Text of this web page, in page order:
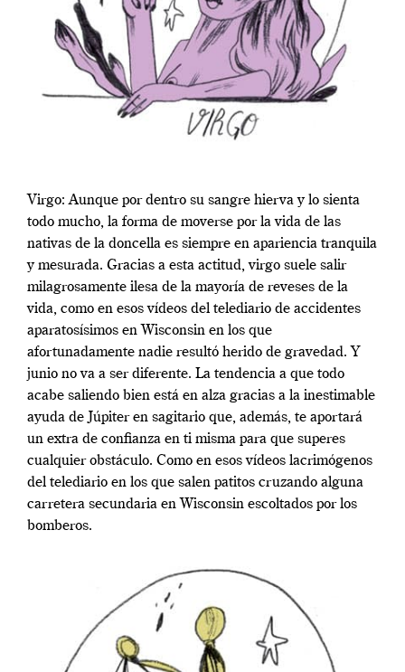
Virgo: Aunque por dentro su sangre hierva y lo sienta
todo mucho, la forma de moverse por la vida de las
nativas de la doncella es siempre en apariencia tranquila
y mesurada. Gracias a esta actitud, virgo suele salir
milagrosamente ilesa de la mayoría de reveses de la
vida, como en esos vídeos del telediario de accidentes
aparatosísimos en Wisconsin en los que
afortunadamente nadie resultó herido de gravedad. Y
junio no va a ser diferente. La tendencia a que todo
acabe saliendo bien está en alza gracias a la inestimable
ayuda de Júpiter en sagitario que, además, te aportará
un extra de confianza en ti misma para que superes
cualquier obstáculo. Como en esos vídeos lacrimógenos
del telediario en los que salen patitos cruzando alguna
carretera secundaria en Wisconsin escoltados por los
bomberos.